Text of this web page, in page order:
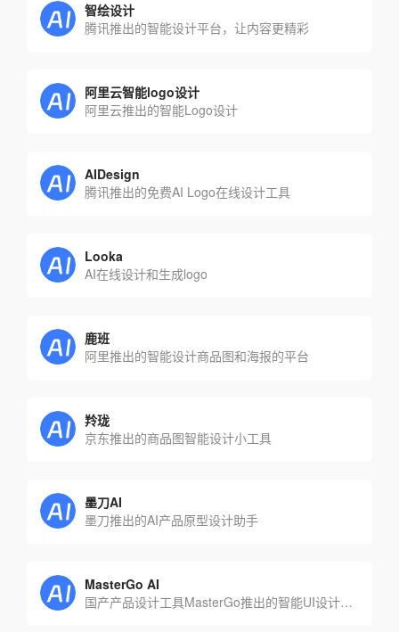
智绘设计
腾讯推出的智能设计平台，让内容更精彩
阿里云智能logo设计
阿里云推出的智能Logo设计
AIDesign
腾讯推出的免费AI Logo在线设计工具
Looka
AI在线设计和生成logo
鹿班
阿里推出的智能设计商品图和海报的平台
羚珑
京东推出的商品图智能设计小工具
墨刀AI
墨刀推出的AI产品原型设计助手
MasterGo AI
国产产品设计工具MasterGo推出的智能UI设计助手